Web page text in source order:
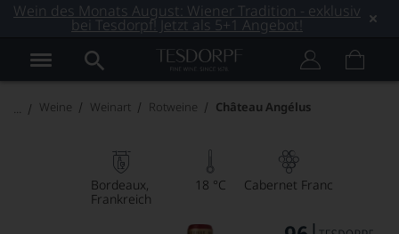
Wein des Monats August: Wiener Tradition - exklusiv
bei Tesdorpf! Jetzt als 5+1 Angebot!
Weine Weinart Rotweine Château Angélus
Bordeaux
Frankreich
18 °C Cabernet Franc